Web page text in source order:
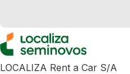
LOCALIZA Rent a Car S/A